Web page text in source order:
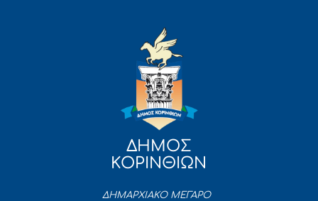
ΔΗΜΟΣ
ΚΟΡΙΝΘΙΩΝ
ΔΗΜΑΡΧΙΑΚΟ ΜΕΓΑΡΟ